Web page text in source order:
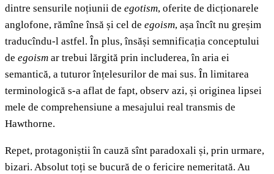
dintre sensurile noțiunii de egotism, oferite de dicționarele
anglofone, rămîne însă și cel de egoism, așa încît nu greșim
traducîndu-l astfel. În plus, însăși semnificația conceptului
de egoism ar trebui lărgită prin includerea, în aria ei
semantică, a tuturor înțelesurilor de mai sus. În limitarea
terminologică s-a aflat de fapt, observ azi, și originea lipsei
mele de comprehensiune a mesajului real transmis de
Hawthorne.
Repet, protagoniștii în cauză sînt paradoxali și, prin urmare,
bizari. Absolut toți se bucură de o fericire nemeritată. Au